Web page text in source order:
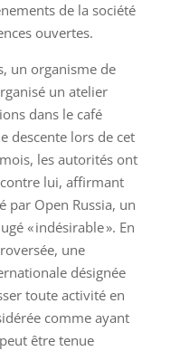
de la société
ouvertes.
un organisme de
un atelier
dans le café
descente lors de cet
les autorités ont
lui, affirmant
par Open Russia, un
« indésirable ». En
une
désignée
toute activité en
comme ayant
être tenue